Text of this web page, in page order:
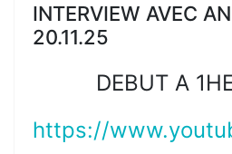
INTERVIEW AVEC
20.11.25
DEBUT A
https://